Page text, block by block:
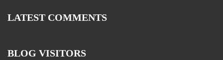
LATEST COMMENTS
BLOG VISITORS